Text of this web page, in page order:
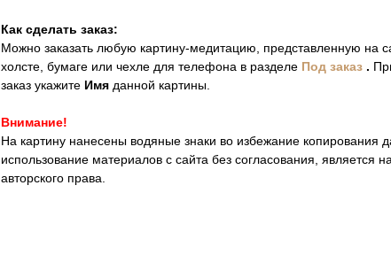
Как сделать заказ:
Можно заказать любую картину-медитацию, представленную на
холсте, бумаге или чехле для телефона в разделе Под заказ .
заказ укажите Имя данной картины.
Внимание!
На картину нанесены водяные знаки во избежание копирования
использование материалов с сайта без согласования, является
авторского права.